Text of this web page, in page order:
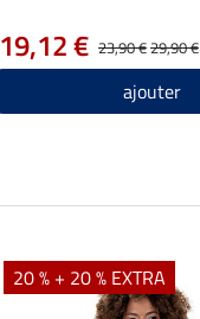
23,90 €29,90 €
19,12 €
ajouter
20 % + 20 % EXTRA